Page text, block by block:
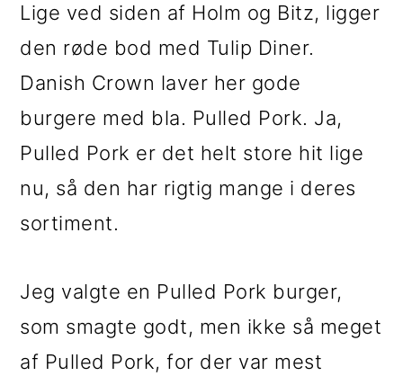
Lige ved siden af Holm og Bitz, ligger
den røde bod med Tulip Diner.
Danish Crown laver her gode
burgere med bla. Pulled Pork. Ja,
Pulled Pork er det helt store hit lige
nu, så den har rigtig mange i deres
sortiment.
Jeg valgte en Pulled Pork burger,
som smagte godt, men ikke så meget
af Pulled Pork, for der var mest